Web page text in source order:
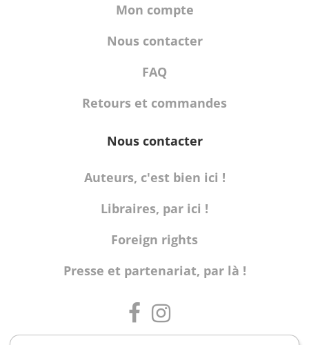
Mon compte
Nous contacter
FAQ
Retours et commandes
Nous contacter
Auteurs, c'est bien ici !
Libraires, par ici !
Foreign rights
Presse et partenariat, par là !